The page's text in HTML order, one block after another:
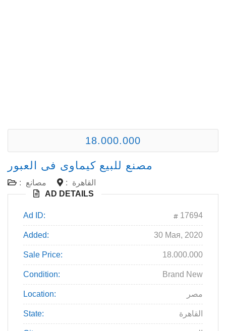
18.000.000
مصنع للبيع كيماوى فى العبور
: مصانع :
القاهرة
AD DETAILS
Ad ID: 17694
Added: 30 Мая, 2020
Sale Price: 18.000.000
Condition: Brand New
Location: مصر
State: القاهرة